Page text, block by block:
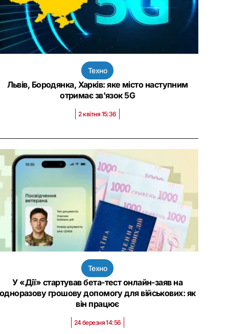
Техно
Львів, Бородянка, Харків: яке місто наступним
отримає зв'язок 5G
2 квітня 15:36
Техно
У «Дії» стартував бета-тест онлайн-заяв на
грошову допомогу для військових: як
він працює
24 березня 14:56